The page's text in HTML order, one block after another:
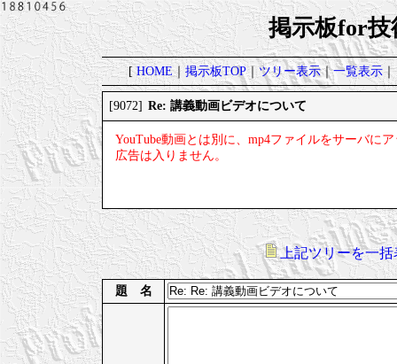
掲示板for技
[HOME｜掲示板TOP｜ツリー表示｜一覧表示｜
[9072] Re: 講義動画ビデオについて
YouTube動画とは別に、mp4ファイルをサーバに
広告は入りません。
上記ツリーを一括
題 名